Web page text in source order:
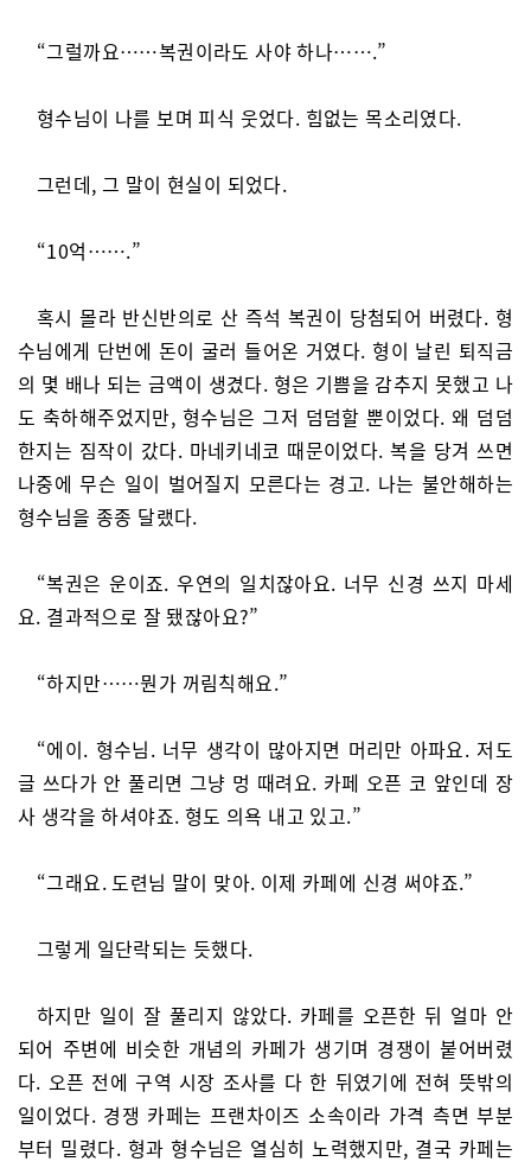
“그럴까요……복권이라도 사야 하나…….”
형수님이 나를 보며 피식 웃었다. 힘없는 목소리였다.
그런데, 그 말이 현실이 되었다.
“10억…….”
혹시 몰라 반신반의로 산 즉석 복권이 당첨되어 버렸다. 형
수님에게 단번에 돈이 굴러 들어온 거였다. 형이 날린 퇴직금
의 몇 배나 되는 금액이 생겼다. 형은 기쁨을 감추지 못했고 나
도 축하해주었지만, 형수님은 그저 덤덤할 뿐이었다. 왜 덤덤
한지는 짐작이 갔다. 마네키네코 때문이었다. 복을 당겨 쓰면
나중에 무슨 일이 벌어질지 모른다는 경고. 나는 불안해하는
형수님을 종종 달랬다.
“복권은 운이죠. 우연의 일치잖아요. 너무 신경 쓰지 마세
요. 결과적으로 잘 됐잖아요?”
“하지만……뭔가 꺼림칙해요.”
“에이. 형수님. 너무 생각이 많아지면 머리만 아파요. 저도
글 쓰다가 안 풀리면 그냥 멍 때려요. 카페 오픈 코 앞인데 장
사 생각을 하셔야죠. 형도 의욕 내고 있고.”
“그래요. 도련님 말이 맞아. 이제 카페에 신경 써야죠.”
그렇게 일단락되는 듯했다.
하지만 일이 잘 풀리지 않았다. 카페를 오픈한 뒤 얼마 안
되어 주변에 비슷한 개념의 카페가 생기며 경쟁이 붙어버렸
다. 오픈 전에 구역 시장 조사를 다 한 뒤였기에 전혀 뜻밖의
일이었다. 경쟁 카페는 프랜차이즈 소속이라 가격 측면 부분
부터 밀렸다. 형과 형수님은 열심히 노력했지만, 결국 카페는